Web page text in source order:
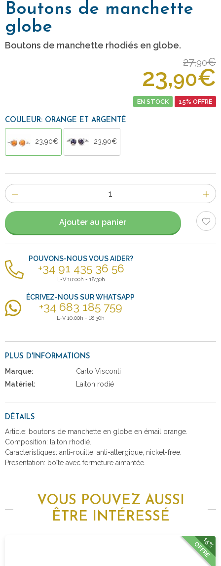
Boutons de manchette
globe
Boutons de manchette rhodiés en globe.
27,90€
23,90€
EN STOCK 15% OFFRE
COULEUR: ORANGE ET ARGENTÉ
23,90€ 23,90€
Nombre
d'items
Ajouter au panier
POUVONS-NOUS VOUS AIDER?
+34 91 435 36 56
L-V 10:00h - 18:30h
ÉCRIVEZ-NOUS SUR WHATSAPP
+34 683 185 759
L-V 10:00h - 18:30h
PLUS D'INFORMATIONS
Marque:
Carlo Visconti
Matériel:
Laiton rodié
DÉTAILS
Article: boutons de manchette en globe en émail orange.
Composition: laiton rhodié.
Caracteristiques: anti-rouille, anti-allergique, nickel-free.
Presentation: boîte avec fermeture aimantée.
VOUS POUVEZ AUSSI
ÊTRE INTÉRESSÉ
15%
OFFRE